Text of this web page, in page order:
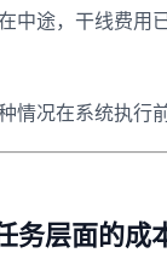
中途，干线费用
情况在系统执行
务层面的成